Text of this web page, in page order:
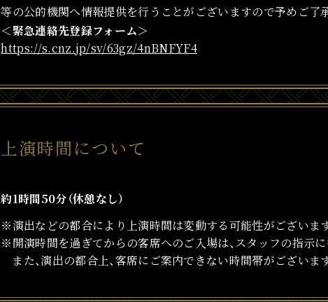
等の公的機関へ情報提供を行うことがございますので予めご了
＜緊急連絡先登録フォーム＞
https://s.cnz.jp/sv/63gz/4nBNFYF4
上演時間について
約1時間50分（休憩なし）
※演出などの都合により上演時間は変動する可能性がございます
※開演時間を過ぎてからの客席へのご入場は、スタッフの指示に
また、演出の都合上、客席にご案内できない時間帯がございま